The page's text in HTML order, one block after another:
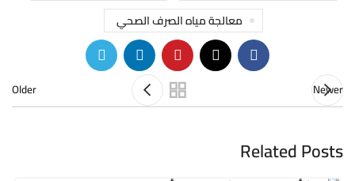
معالجة مياه الصرف الصحي
Newer
Older
Related Posts